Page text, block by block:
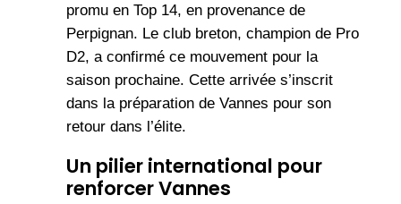
promu en Top 14, en provenance de
Perpignan. Le club breton, champion de Pro
D2, a confirmé ce mouvement pour la
saison prochaine. Cette arrivée s’inscrit
dans la préparation de Vannes pour son
retour dans l’élite.
Un pilier international pour
renforcer Vannes